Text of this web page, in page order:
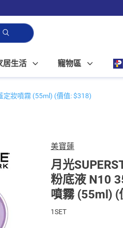
居生活 寵物區
定妝噴霧 (55ml) (價值: $318)
美寶蓮
月光
粉底液 N10
噴霧 (55ml)
1SET